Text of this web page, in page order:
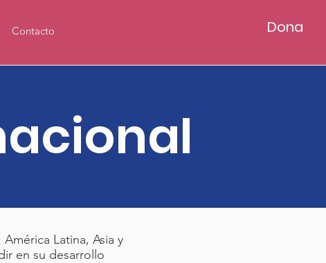
Contacto Dona
Latina, Asia y
en su desarrollo